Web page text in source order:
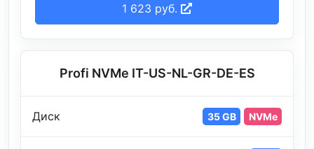
1 623 руб.
Profi NVMe IT-US-NL-GR-DE-ES
Диск 35 GB NVMe